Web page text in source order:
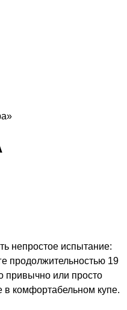
непростое испытание:
продолжительностью 19
привычно или просто
комфортабельном купе.